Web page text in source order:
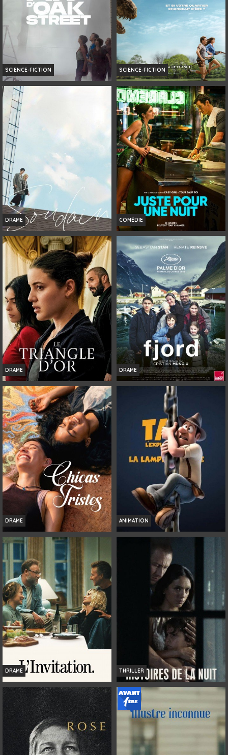
SCIENCE-FICTION
LA FIN D’OAK STREET
SCIENCE-FICTION
LA FIN D'OAK STREET
Horaires et Infos
Bande-annonce
Réservation
AVERT. TOUT PUBLIC
DRAME
SOUDAIN
Infos
Bande-annonce
COMÉDIE
JUSTE POUR UNE NUIT
Infos
Bande-annonce
DRAME
LE TRIANGLE D'OR
Infos
Bande-annonce
DRAME
Bande-annonce
DRAME
CHICAS TRISTES
Infos
Bande-annonce
ANIMATION
Infos
Bande-annonce
DRAME
L'INVITATION
Infos
Bande-annonce
THRILLER
HISTOIRES DE LA NUIT
Infos
Bande-annonce